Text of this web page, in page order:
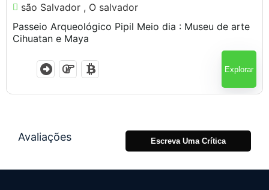
são Salvador , O salvador
Passeio Arqueológico Pipil Meio dia : Museu de arte
Cihuatan e Maya
Explorar
Avaliações Escreva Uma Crítica